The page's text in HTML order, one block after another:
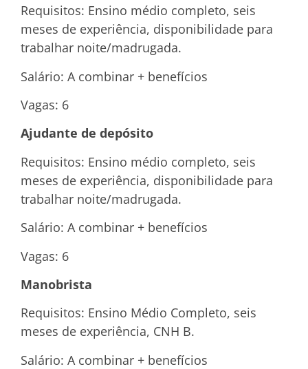
Requisitos: Ensino médio completo, seis
meses de experiência, disponibilidade para
trabalhar noite/madrugada.
Salário: A combinar + benefícios
Vagas: 6
Ajudante de depósito
Requisitos: Ensino médio completo, seis
meses de experiência, disponibilidade para
trabalhar noite/madrugada.
Salário: A combinar + benefícios
Vagas: 6
Manobrista
Requisitos: Ensino Médio Completo, seis
meses de experiência, CNH B.
Salário: A combinar + benefícios